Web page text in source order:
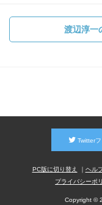
渡辺淳一
Twitter
PC版に切り替え ヘル
プライバシーポ
Copyright ©